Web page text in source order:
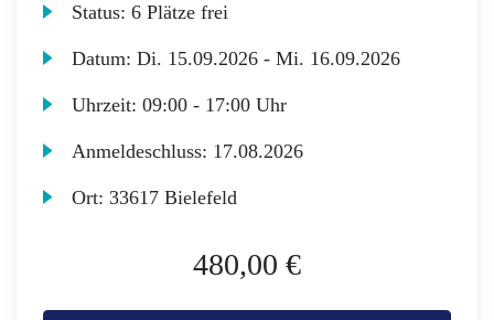
Status:6 Plätze frei
Datum:Di. 15.09.2026 -Mi. 16.09.2026
Uhrzeit:09:00 - 17:00 Uhr
Anmeldeschluss: 17.08.2026
Ort:33617 Bielefeld
480,00 €